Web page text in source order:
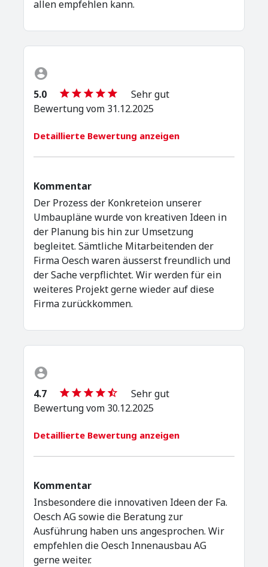
allen empfehlen kann.
5.0
Sehr gut
Bewertung vom 31.12.2025
Detaillierte Bewertung anzeigen
Kommentar
Der Prozess der Konkreteion unserer
Umbaupläne wurde von kreativen Ideen in
der Planung bis hin zur Umsetzung
begleitet. Sämtliche Mitarbeitenden der
Firma Oesch waren äusserst freundlich und
der Sache verpflichtet. Wir werden für ein
weiteres Projekt gerne wieder auf diese
Firma zurückkommen.
4.7
Sehr gut
Bewertung vom 30.12.2025
Detaillierte Bewertung anzeigen
Kommentar
Insbesondere die innovativen Ideen der Fa.
Oesch AG sowie die Beratung zur
Ausführung haben uns angesprochen. Wir
empfehlen die Oesch Innenausbau AG
gerne weiter.